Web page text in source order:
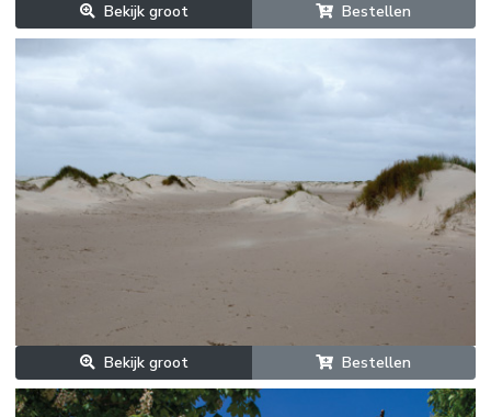
Bekijk groot Bestellen
Bekijk groot Bestellen